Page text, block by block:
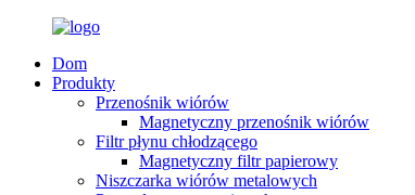
Dom
Produkty
Przenośnik wiórów
Magnetyczny przenośnik wiórów
Filtr płynu chłodzącego
Magnetyczny filtr papierowy
Niszczarka wiórów metalowych